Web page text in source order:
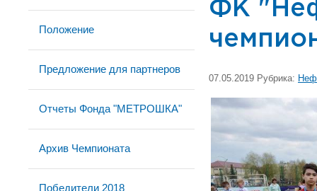
Положение
Предложение для партнеров
Отчеты Фонда "МЕТРОШКА"
Архив Чемпионата
Победители 2018
ФК
07.05.2019 Рубрика: